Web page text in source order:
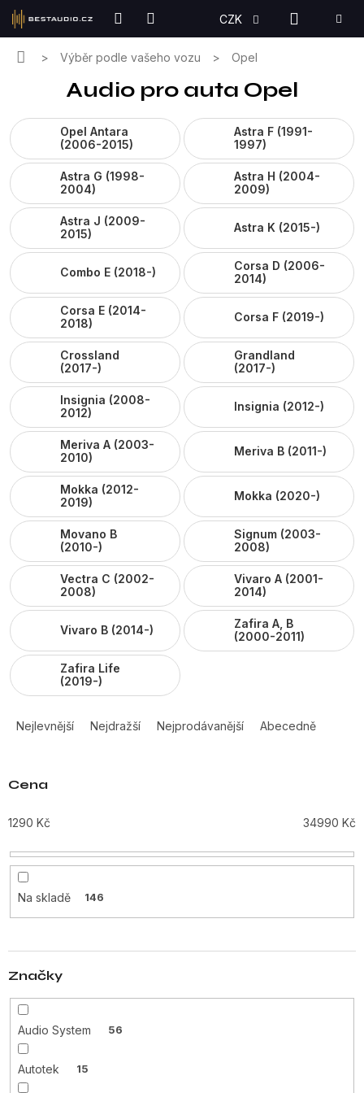
Přejít
obsah
CZK
KOŠÍK
DomůVýběr podle vašeho vozu Opel
Audio pro auta Opel
Opel Antara
(2006-2015)
Astra F (1991-
1997)
Astra G (1998-
2004)
Astra H (2004-
2009)
Astra J (2009-
2015)
Astra K (2015-)
Combo E (2018-)
Corsa D (2006-
2014)
Corsa E (2014-
2018)
Corsa F (2019-)
Crossland
(2017-)
Grandland
(2017-)
Insignia (2008-
2012)
Insignia (2012-)
Meriva A (2003-
2010)
Meriva B (2011-)
Mokka (2012-
2019)
Mokka (2020-)
Movano B
(2010-)
Signum (2003-
2008)
Vectra C (2002-
2008)
Vivaro A (2001-
2014)
Vivaro B (2014-)
Zafira A, B
(2000-2011)
Zafira Life
(2019-)
a
n
í
r
o
d
u
t
Nejlevnější Nejdražší Nejprodávanější Abecedně
Cena
1290 Kč 34990 Kč
Na skladě 146
Značky
Audio System 56
Autotek 15